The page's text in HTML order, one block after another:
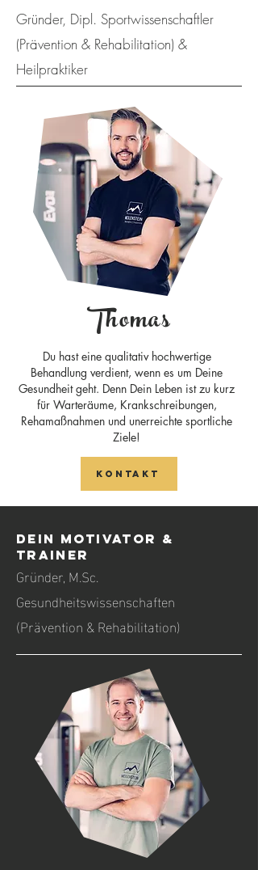
Gründer, Dipl. Sportwissenschaftler
(Prävention & Rehabilitation) &
Heilpraktiker
Thomas
Du hast eine qualitativ hochwertige
Behandlung verdient, wenn es um Deine
Gesundheit geht. Denn Dein Leben ist zu kurz
für Warteräume, Krankschreibungen,
Rehamaßnahmen und unerreichte sportliche
Ziele!
Kontakt
Dein Motivator &
Trainer
Gründer, M.Sc.
Gesundheitswissenschaften
(Prävention & Rehabilitation)